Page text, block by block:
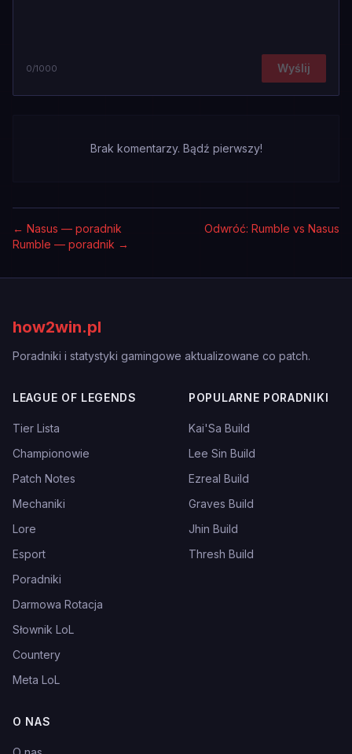
0/1000 Wyślij
Brak komentarzy. Bądź pierwszy!
← Nasus — poradnik
Odwróć: Rumble vs Nasus
Rumble — poradnik →
how2win.pl
Poradniki i statystyki gamingowe aktualizowane co patch.
LEAGUE OF LEGENDS
Tier Lista
Championowie
Patch Notes
Mechaniki
Lore
Esport
Poradniki
Darmowa Rotacja
Słownik LoL
Countery
Meta LoL
POPULARNE PORADNIKI
Kai'Sa Build
Lee Sin Build
Ezreal Build
Graves Build
Jhin Build
Thresh Build
O NAS